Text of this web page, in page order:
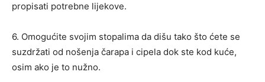
propisati potrebne lijekove.
6. Omogućite svojim stopalima da dišu tako što ćete se
suzdržati od nošenja čarapa i cipela dok ste kod kuće,
osim ako je to nužno.